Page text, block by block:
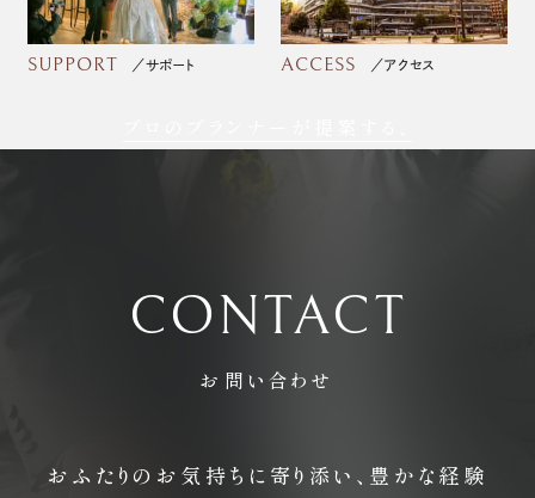
SUPPORT サポート ACCESS アクセス
CONTACT
お問い合わせ
おふたりのお気持ちに寄り添い、豊かな経験